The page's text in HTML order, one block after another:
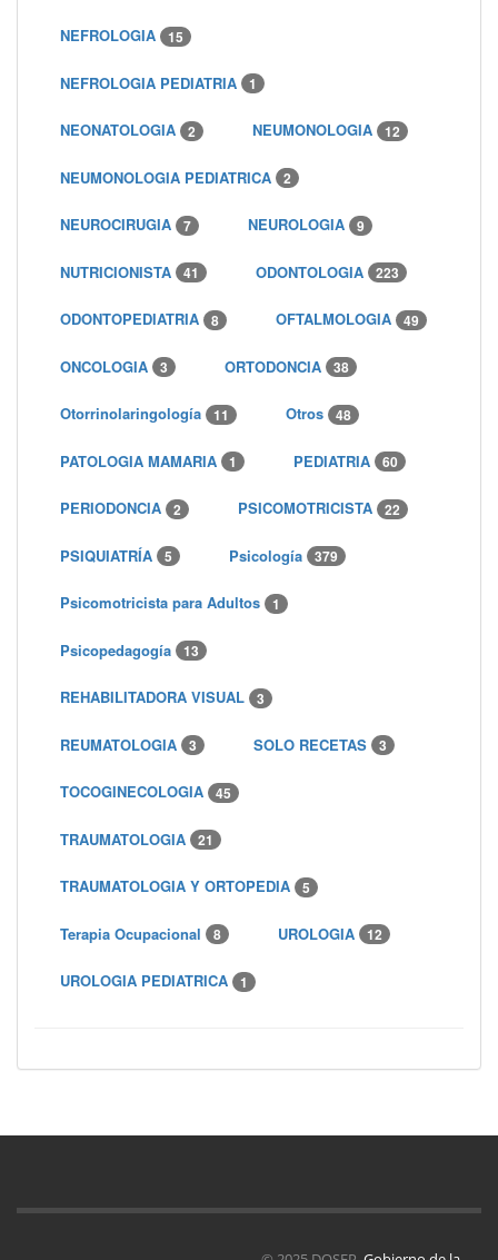
NEFROLOGIA 15
NEFROLOGIA PEDIATRIA 1
NEONATOLOGIA 2 NEUMONOLOGIA 12
NEUMONOLOGIA PEDIATRICA 2
NEUROCIRUGIA 7 NEUROLOGIA 9
NUTRICIONISTA 41 ODONTOLOGIA 223
ODONTOPEDIATRIA 8 OFTALMOLOGIA 49
ONCOLOGIA 3 ORTODONCIA 38
Otorrinolaringología 11 Otros 48
PATOLOGIA MAMARIA 1 PEDIATRIA 60
PERIODONCIA 2 PSICOMOTRICISTA 22
PSIQUIATRÍA 5 Psicología 379
Psicomotricista para Adultos 1
Psicopedagogía 13
REHABILITADORA VISUAL 3
REUMATOLOGIA 3 SOLO RECETAS 3
TOCOGINECOLOGIA 45
TRAUMATOLOGIA 21
TRAUMATOLOGIA Y ORTOPEDIA 5
Terapia Ocupacional 8 UROLOGIA 12
UROLOGIA PEDIATRICA 1